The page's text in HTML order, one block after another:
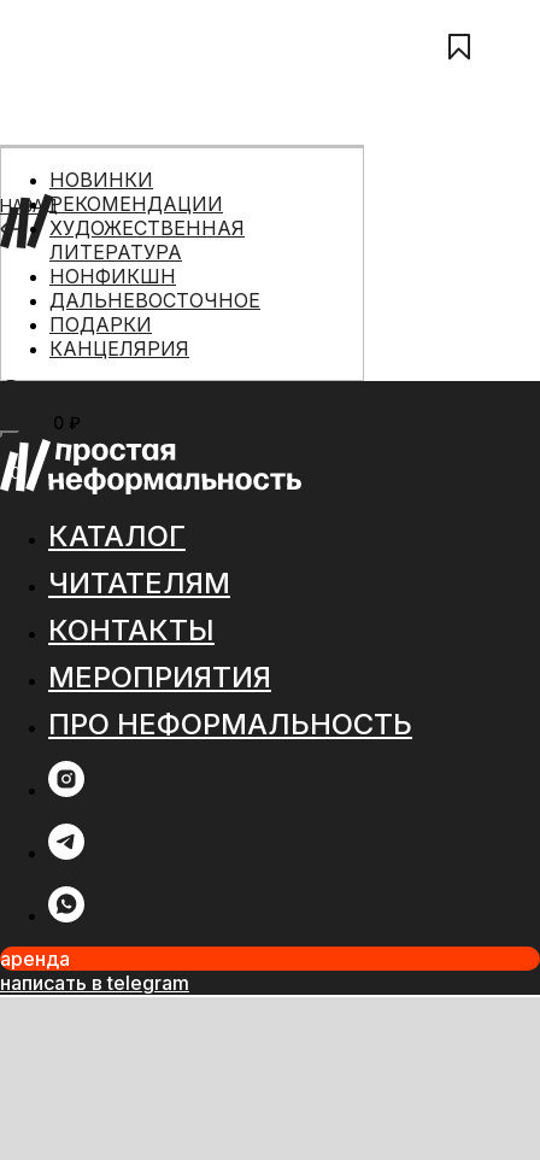
0 ₽
МЕНЮ
0
НАЗАД
НОВИНКИ
РЕКОМЕНДАЦИИ
ХУДОЖЕСТВЕННАЯ
ЛИТЕРАТУРА
НОНФИКШН
ДАЛЬНЕВОСТОЧНОЕ
ПОДАРКИ
КАНЦЕЛЯРИЯ
КАТАЛОГ
ЧИТАТЕЛЯМ
КОНТАКТЫ
МЕРОПРИЯТИЯ
ПРО НЕФОРМАЛЬНОСТЬ
аренда
написать в telegram